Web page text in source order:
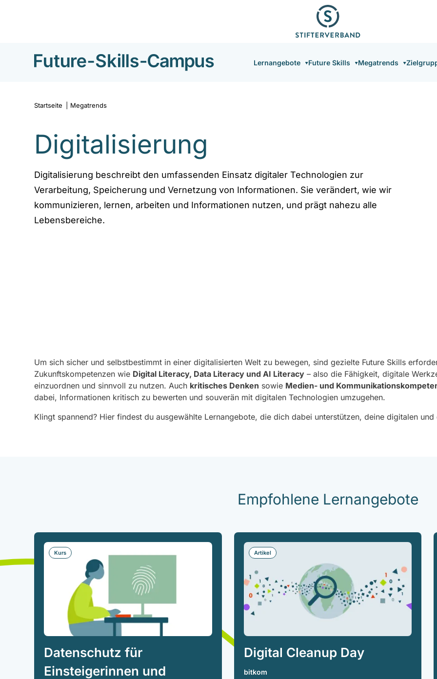
Hauptnavigation
Lernangebote Future Skills Megatrends
Startseite Megatrends
Digitalisierung
Digitalisierung beschreibt den umfassenden Einsatz digitaler Technologien zur
Verarbeitung, Speicherung und Vernetzung von Informationen. Sie verändert, wie wir
kommunizieren, lernen, arbeiten und Informationen nutzen, und prägt nahezu alle
Lebensbereiche.
Um sich sicher und selbstbestimmt in einer digitalisierten Welt zu bewegen, sind gezielte Future Skills
Zukunftskompetenzen wie Digital Literacy, Data Literacy und AI Literacy – also die Fähigkeit, digitale
einzuordnen und sinnvoll zu nutzen. Auch kritisches Denken sowie Medien- und
dabei, Informationen kritisch zu bewerten und souverän mit digitalen Technologien umzugehen.
Klingt spannend? Hier findest du ausgewählte Lernangebote, die dich dabei unterstützen, deine digitalen
Empfohlene Lernangebote
Kurs
Datenschutz für
Einsteigerinnen und
Artikel
Digital Cleanup Day
bitkom